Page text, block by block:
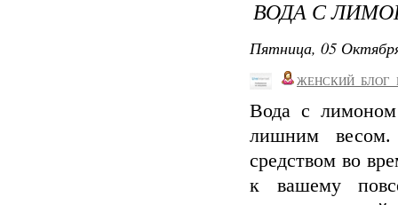
ВОДА С
Пятница, 05
Вода с
лишним весом.
средством во
к вашему